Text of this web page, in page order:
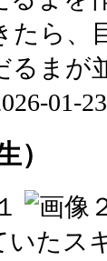
たら、
るま
01-
）
たス